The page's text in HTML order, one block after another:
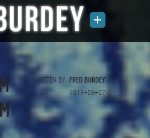
WRITTEN BY FRED BURDEY
2013-06-07